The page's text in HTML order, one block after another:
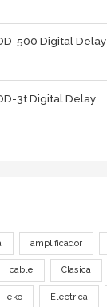
500 Digital Delay
3t Digital Delay
amplificador
cable Clasica
eko Electrica